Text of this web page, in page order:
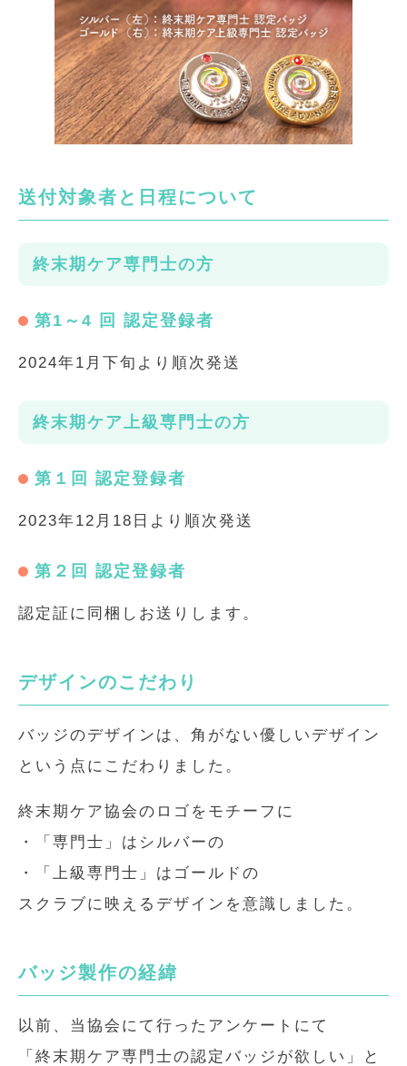
送付対象者と日程について
終末期ケア専門士の方
第1～4 回 認定登録者
2024年1月下旬より順次発送
終末期ケア上級専門士の方
第１回 認定登録者
2023年12月18日より順次発送
第２回 認定登録者
認定証に同梱しお送りします。
デザインのこだわり
バッジのデザインは、角がない優しいデザイン
という点にこだわりました。
終末期ケア協会のロゴをモチーフに
・「専門士」はシルバーの
・「上級専門士」はゴールドの
スクラブに映えるデザインを意識しました。
バッジ製作の経緯
以前、当協会にて行ったアンケートにて
「終末期ケア専門士の認定バッジが欲しい」と